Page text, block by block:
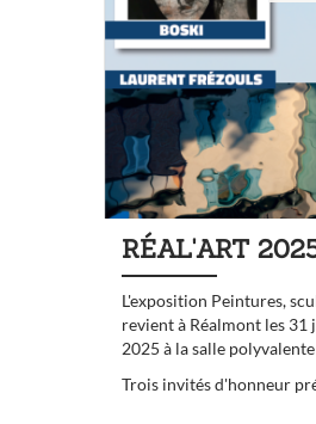
RÉAL'ART
L'exposition Peintures,
revient à Réalmont les
2025 à la salle
Trois invités d'honneur